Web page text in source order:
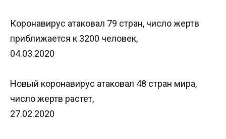
Коронавирус атаковал 79 стран, число жертв
приближается к 3200 человек,
04.03.2020
Новый коронавирус атаковал 48 стран мира,
число жертв растет,
27.02.2020